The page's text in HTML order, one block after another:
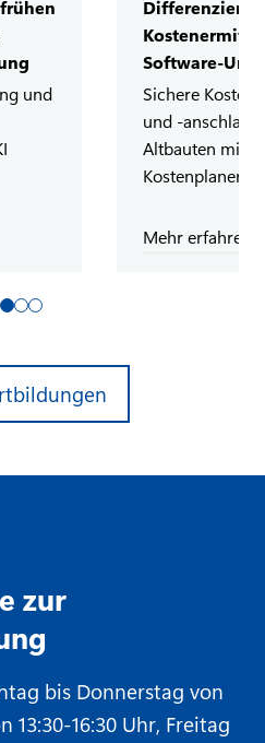
und
Differenzierte
Software-
Sichere
und -anschlag
Altbauten mit
Kostenplaner
Mehr erfahren
zur
bis Donnerstag von
13:30-16:30 Uhr, Freitag